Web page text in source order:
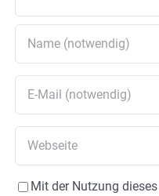
Mit der Nutzung